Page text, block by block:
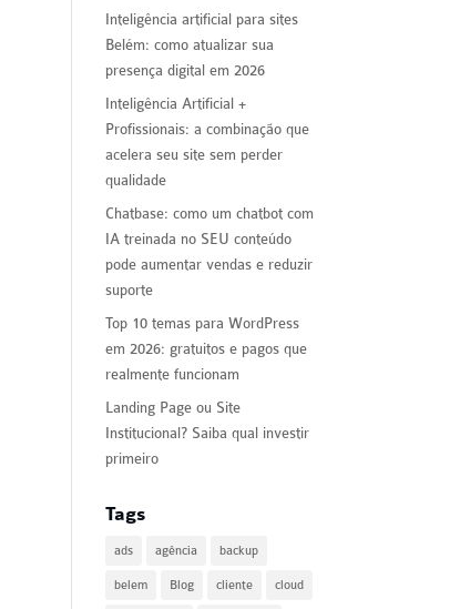
Inteligência artificial para sites
Belém: como atualizar sua
presença digital em 2026
Inteligência Artificial +
Profissionais: a combinação que
acelera seu site sem perder
qualidade
Chatbase: como um chatbot com
IA treinada no SEU conteúdo
pode aumentar vendas e reduzir
suporte
Top 10 temas para WordPress
em 2026: gratuitos e pagos que
realmente funcionam
Landing Page ou Site
Institucional? Saiba qual investir
primeiro
Tags
ads agência backup
belem Blog cliente cloud